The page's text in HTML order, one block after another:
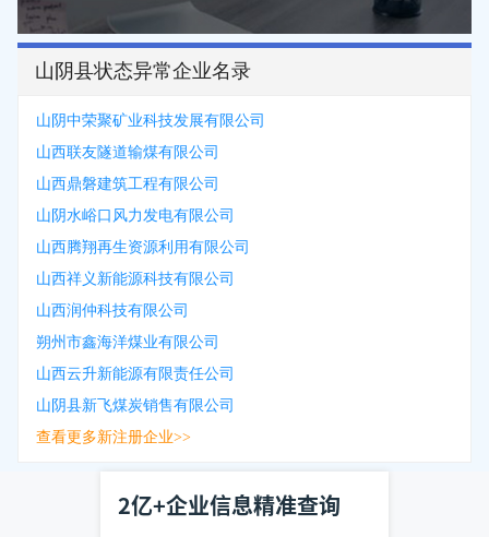
山阴县状态异常企业名录
山阴中荣聚矿业科技发展有限公司
山西联友隧道输煤有限公司
山西鼎磐建筑工程有限公司
山阴水峪口风力发电有限公司
山西腾翔再生资源利用有限公司
山西祥义新能源科技有限公司
山西润仲科技有限公司
朔州市鑫海洋煤业有限公司
山西云升新能源有限责任公司
山阴县新飞煤炭销售有限公司
查看更多新注册企业>>
2亿+企业信息精准查询